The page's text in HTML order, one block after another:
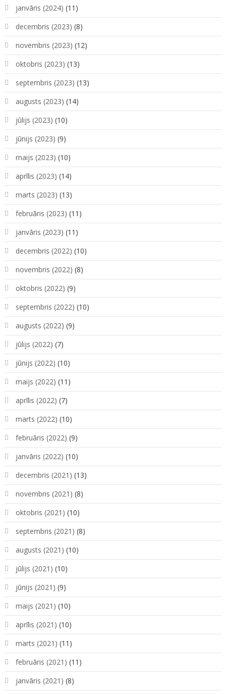
janvāris (2024) (11)
decembris (2023) (8)
novembris (2023) (12)
oktobris (2023) (13)
septembris (2023) (13)
augusts (2023) (14)
jūlijs (2023) (10)
jūnijs (2023) (9)
maijs (2023) (10)
aprīlis (2023) (14)
marts (2023) (13)
februāris (2023) (11)
janvāris (2023) (11)
decembris (2022) (10)
novembris (2022) (8)
oktobris (2022) (9)
septembris (2022) (10)
augusts (2022) (9)
jūlijs (2022) (7)
jūnijs (2022) (10)
maijs (2022) (11)
aprīlis (2022) (7)
marts (2022) (10)
februāris (2022) (9)
janvāris (2022) (10)
decembris (2021) (13)
novembris (2021) (8)
oktobris (2021) (10)
septembris (2021) (8)
augusts (2021) (10)
jūlijs (2021) (10)
jūnijs (2021) (9)
maijs (2021) (10)
aprīlis (2021) (10)
marts (2021) (11)
februāris (2021) (11)
janvāris (2021) (8)